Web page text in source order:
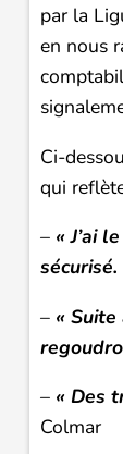
par la
en nous
Ci-
qui
– « J’ai
sécurisé.
– «
– « Des
Colmar